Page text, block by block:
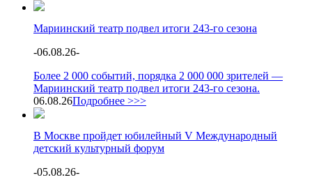
Мариинский театр подвел итоги 243-го сезона
-06.08.26-
Более 2 000 событий, порядка 2 000 000 зрителей —
Мариинский театр подвел итоги 243-го сезона.
06.08.26Подробнее >>>
В Москве пройдет юбилейный V Международный
детский культурный форум
-05.08.26-